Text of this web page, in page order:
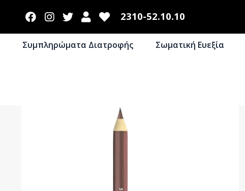
2310-52.10.10
Συμπληρώματα Διατροφής Σωματική Ευεξία